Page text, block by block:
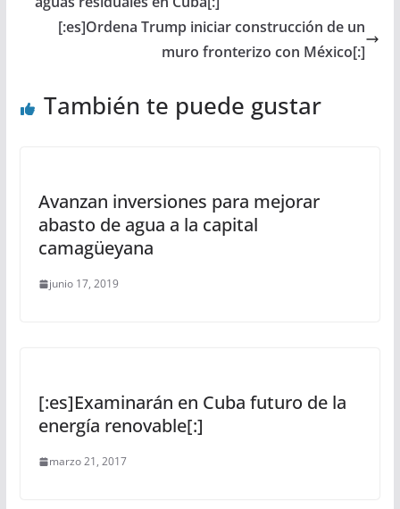
[:es]Ordena Trump iniciar construcción de un
muro fronterizo con México[:]
También te puede gustar
Avanzan inversiones para mejorar
abasto de agua a la capital
camagüeyana
junio 17, 2019
[:es]Examinarán en Cuba futuro de la
energía renovable[:]
marzo 21, 2017